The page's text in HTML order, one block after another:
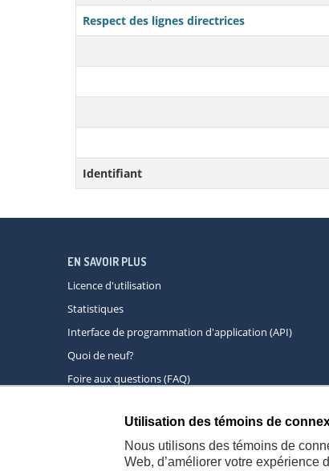
Respect des lignes directrices
Identifiant
Utilisation des témoins de
Nous utilisons des témoins de
Web, d’améliorer votre expérience
EN SAVOIR PLUS
Licence d'utilisation
Statistiques
Interface de programmation d'application (API)
Quoi de neuf?
Foire aux questions (FAQ)
À